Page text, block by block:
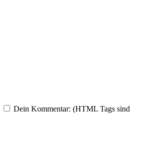
Dein Kommentar: (HTML Tags sind